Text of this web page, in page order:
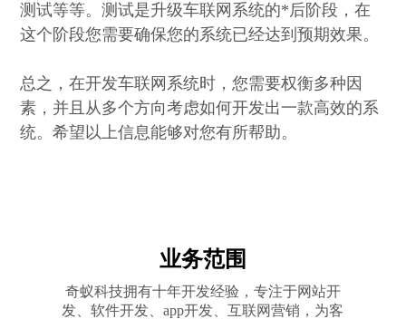
测试等等。测试是升级车联网系统的*后阶段，在
这个阶段您需要确保您的系统已经达到预期效果。
总之，在开发车联网系统时，您需要权衡多种因
素，并且从多个方向考虑如何开发出一款高效的系
统。希望以上信息能够对您有所帮助。
业务范围
奇蚁科技拥有十年开发经验，专注于网站开
发、软件开发、app开发、互联网营销，为客